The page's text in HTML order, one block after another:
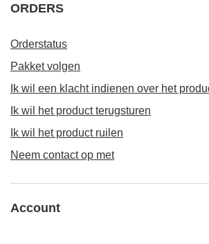
ORDERS
Orderstatus
Pakket volgen
Ik wil een klacht indienen over het
Ik wil het product terugsturen
Ik wil het product ruilen
Neem contact op met
Account